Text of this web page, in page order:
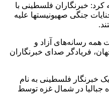
خبرنگاران فلسطینی با
جنگی صهیونیستها علیه
همه رسانه‌های آزاد و
فریادگر صدای خبرنگاران
خبرنگار فلسطینی به نام
جبالیا در شمال غزه توسط